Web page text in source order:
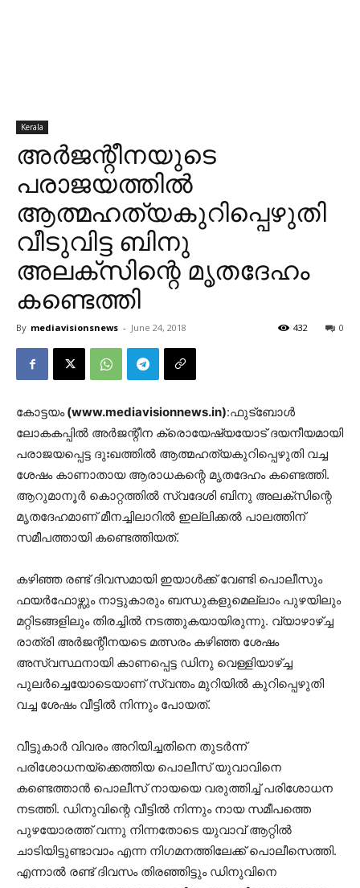
Kerala
അര്‍ജന്റീനയുടെ
പരാജയത്തില്‍
ആത്മഹത്യകുറിപ്പെഴുതി
വീടുവിട്ട ബിനു
അലക്‌സിന്റെ മൃതദേഹം
കണ്ടെത്തി
By mediavisionsnews - June 24, 2018 0
432
കോട്ടയം(www.mediavisionnews.in):ഫുട്ബോള്‍
ലോകകപ്പില്‍ അര്‍ജന്റീന ക്രൊയേഷ്യയോട് ദയനീയമായി
പരാജയപ്പെട്ട ദുഃഖത്തില്‍ ആത്മഹത്യകുറിപ്പെഴുതി വച്ച
ശേഷം കാണാതായ ആരാധകന്റെ മൃതദേഹം കണ്ടെത്തി.
ആറുമാനൂര്‍ കൊറ്റത്തില്‍ സ്വദേശി ബിനു അലക്സിന്റെ
മൃതദേഹമാണ് മീനച്ചിലാറില്‍ ഇല്ലിക്കല്‍ പാലത്തിന്
സമീപത്തായി കണ്ടെത്തിയത്.
കഴിഞ്ഞ രണ്ട് ദിവസമായി ഇയാള്‍ക്ക് വേണ്ടി പൊലീസും
ഫയര്‍ഫോഴ്സും നാട്ടുകാരും ബന്ധുകളുമെല്ലാം പുഴയിലും
മറ്റിടങ്ങളിലും തിരച്ചില്‍ നടത്തുകയായിരുന്നു. വ്യാഴാഴ്‌ച്ച
രാത്രി അര്‍ജന്റീനയടെ മത്സരം കഴിഞ്ഞ ശേഷം
അസ്വസ്ഥനായി കാണപ്പെട്ട ഡിനു വെള്ളിയാഴ്‌ച്ച
പുലര്‍ച്ചെയോടെയാണ് സ്വന്തം മുറിയില്‍ കുറിപ്പെഴുതി
വച്ച ശേഷം വീട്ടില്‍ നിന്നും പോയത്.
വീട്ടുകാര്‍ വിവരം അറിയിച്ചതിനെ തുടര്‍ന്ന്
പരിശോധനയ്ക്കെത്തിയ പൊലീസ് യുവാവിനെ
കണ്ടെത്താന്‍ പൊലീസ് നായയെ വരുത്തിച്ച്‌ പരിശോധന
നടത്തി. ഡിനുവിന്റെ വീട്ടില്‍ നിന്നും നായ സമീപത്തെ
പുഴയോരത്ത് വന്നു നിന്നതോടെ യുവാവ് ആറ്റില്‍
ചാടിയിട്ടുണ്ടാവാം എന്ന നിഗമനത്തിലേക്ക് പൊലീസെത്തി.
എന്നാല്‍ രണ്ട് ദിവസം തിരഞ്ഞിട്ടും ഡിനുവിനെ